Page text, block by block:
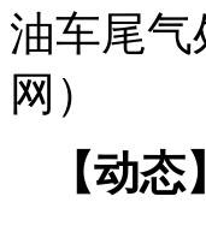
油车尾
网）
【动